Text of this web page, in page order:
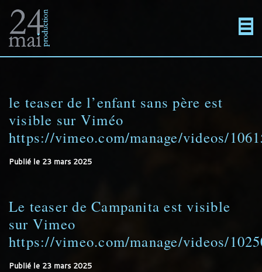
Un
utilisant
directement
contenu
En projet
Contact
le teaser de l’enfant sans père est
visible sur Viméo
https://vimeo.com/manage/videos/
Publié le 23 mars 2025
Le teaser de Campanita est visible
sur Vimeo
https://vimeo.com/manage/videos/
Publié le 23 mars 2025